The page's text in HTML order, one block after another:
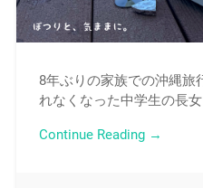
8年ぶりの家族での沖縄旅
れなくなった中学生の長
Continue Reading →